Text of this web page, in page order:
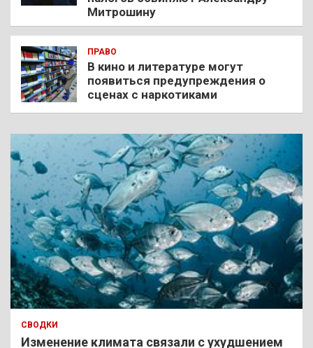
Митрошину
ПРАВО
В кино и литературе могут
появиться предупреждения о
сценах с наркотиками
СВОДКИ
Изменение климата связали с ухудшением